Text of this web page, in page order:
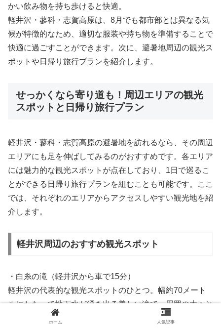
かい飲み物を持ち歩けると快適。
軽井沢・蓼科・志賀高原は、8月でも都市部とは異なる気
候が特徴的なため、適切な服装や持ち物を準備することで
快適に過ごすことができます。次に、避暑地周辺の観光ス
ポットや日帰り旅行プランを紹介します。
せっかくなら寄り道も！周辺エリアの観光
スポットと日帰り旅行プラン
軽井沢・蓼科・志賀高原の避暑地を訪れるなら、その周辺
エリアにも足を伸ばしてみるのがおすすめです。各エリア
には魅力的な観光スポットが点在しており、1日で巡るこ
とができる日帰り旅行プランを組むことも可能です。ここ
では、それぞれのエリアからアクセスしやすい観光地を紹
介します。
軽井沢周辺のおすすめ観光スポット
・白糸の滝（軽井沢から車で15分）
軽井沢の代表的な観光スポットのひとつ。幅約70メート
ルにわたって地下水が湧き出る美しい滝で、周囲の木々と
調和した幻想的な風景が広がります。滝の周辺は気温が低
ホーム 人気記事